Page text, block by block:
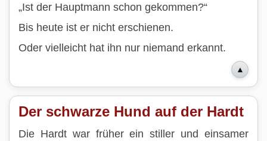
„Ist der Hauptmann schon gekommen?“
Bis heute ist er nicht erschienen.
Oder vielleicht hat ihn nur niemand erkannt.
▲
Der schwarze Hund auf der Hardt
Die Hardt war früher ein stiller und einsamer